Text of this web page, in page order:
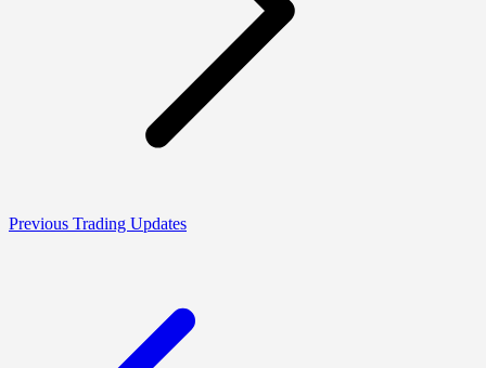
Previous Trading Updates